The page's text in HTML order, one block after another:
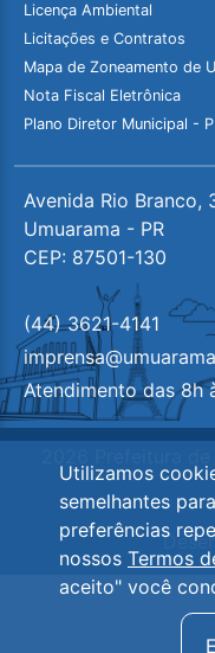
Licença Ambiental
Licitações e Contratos
Mapa de Zoneamento de
Nota Fiscal Eletrônica
Plano Diretor Municipal -
Avenida Rio Branco,
Umuarama - PR
CEP: 87501-130
(44) 3621-4141
Atendimento das 8h
Utilizamos
semelhantes
preferências
nossos Termos
aceito" você